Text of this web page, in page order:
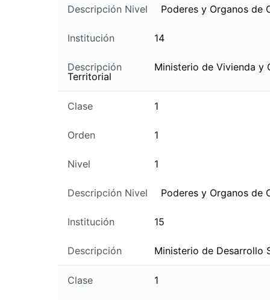
Descripción Nivel Poderes y Organos de
Institución 14
Descripción
Ministerio de Vivienda y
Territorial
Clase 1
Orden 1
Nivel 1
Descripción Nivel Poderes y Organos de
Institución 15
Descripción Ministerio de Desarrollo
Clase 1